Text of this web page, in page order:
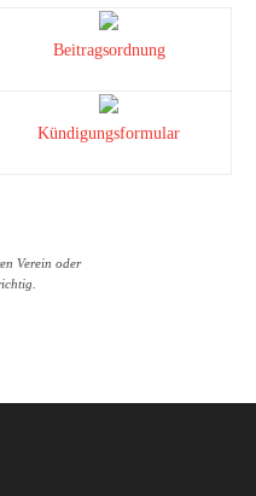
Beitragsordnung
Kündigungsformular
Verein oder